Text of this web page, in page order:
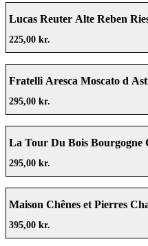
Lucas Reuter Alte Reben
225,00 kr.
Fratelli Aresca Moscato d
295,00 kr.
La Tour Du Bois Bourgogne
295,00 kr.
Maison Chênes et Pierres
395,00 kr.